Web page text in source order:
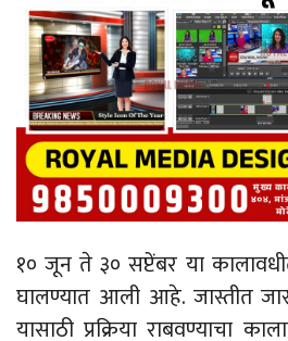
१० जून ते ३० सप्टेंबर या
घालण्यात आली आहे. जास्तीत जास्त
यासाठी प्रक्रिया राबवण्याचा